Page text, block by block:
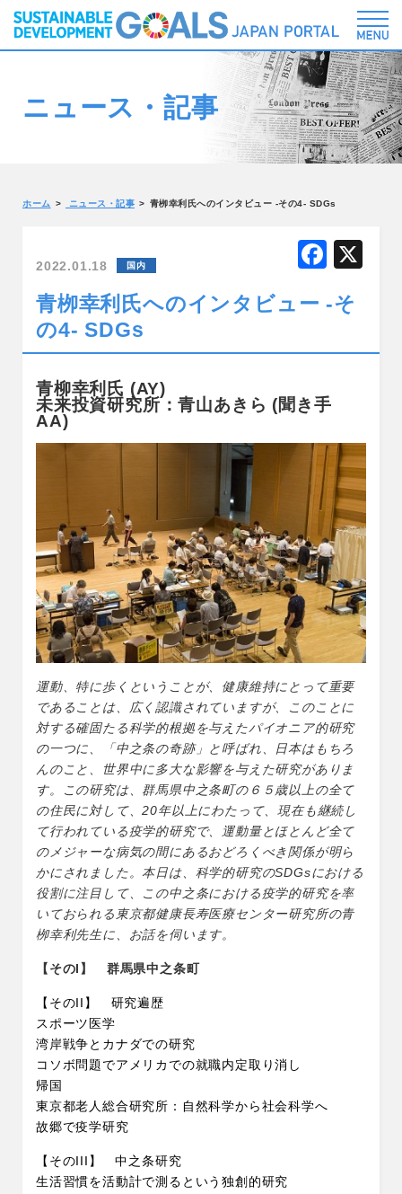
ニュース・記事
ホーム ニュース・記事 青栁幸利氏へのインタビュー -その4- SDGs
2022.01.18 国内
F
c
o
k
青栁幸利氏へのインタビュー -そ
の4- SDGs
青柳幸利氏 (AY)
未来投資研究所：青山あきら (聞き手
AA)
運動、特に歩くということが、健康維持にとって重要
であることは、広く認識されていますが、このことに
対する確固たる科学的根拠を与えたパイオニア的研究
の一つに、「中之条の奇跡」と呼ばれ、日本はもちろ
んのこと、世界中に多大な影響を与えた研究がありま
す。この研究は、群馬県中之条町の６５歳以上の全て
の住民に対して、20年以上にわたって、現在も継続し
て行われている疫学的研究で、運動量とほとんど全て
のメジャーな病気の間にあるおどろくべき関係が明ら
かにされました。本日は、科学的研究のSDGsにおける
役割に注目して、この中之条における疫学的研究を率
いておられる東京都健康長寿医療センター研究所の青
栁幸利先生に、お話を伺います。
【そのI】 群馬県中之条町
【そのII】 研究遍歴
スポーツ医学
湾岸戦争とカナダでの研究
コソボ問題でアメリカでの就職内定取り消し
帰国
東京都老人総合研究所：自然科学から社会科学へ
故郷で疫学研究
【そのIII】 中之条研究
生活習慣を活動計で測るという独創的研究